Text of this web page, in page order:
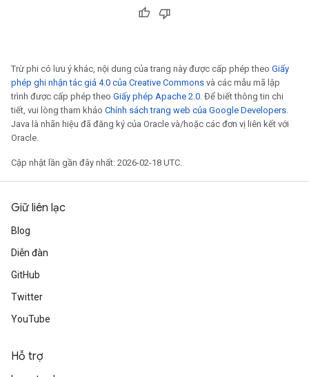
Trừ phi có lưu ý khác, nội dung của trang này được cấp phép theo Giấy
phép ghi nhận tác giả 4.0 của Creative Commons và các mẫu mã lập
trình được cấp phép theo Giấy phép Apache 2.0. Để biết thông tin chi
tiết, vui lòng tham khảo Chính sách trang web của Google Developers.
Java là nhãn hiệu đã đăng ký của Oracle và/hoặc các đơn vị liên kết với
Oracle.
Cập nhật lần gần đây nhất: 2026-02-18 UTC.
Giữ liên lạc
Blog
Diễn đàn
GitHub
Twitter
YouTube
Hỗ trợ